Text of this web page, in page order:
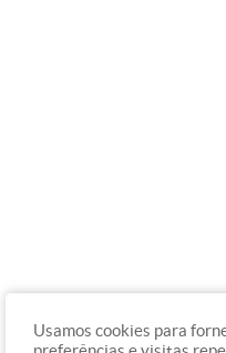
Usamos cookies para